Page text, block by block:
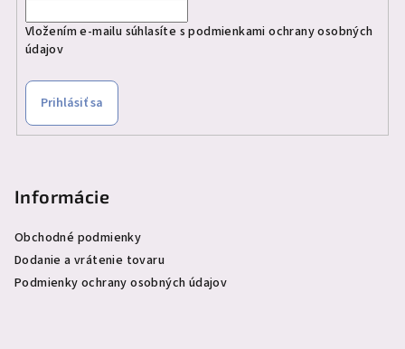
Vložením e-mailu súhlasíte spodmienkami ochrany osobných
údajov
Prihlásiť sa
Informácie
Obchodné podmienky
Dodanie a vrátenie tovaru
Podmienky ochrany osobných údajov